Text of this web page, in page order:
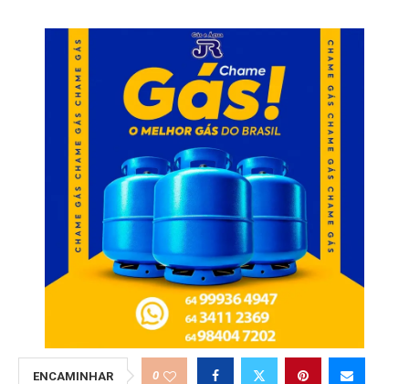
ENCAMINHAR 0